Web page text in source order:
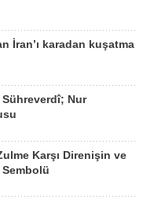
İran’ı karadan kuşatma
Nur
Karşı Direnişin ve
Sembolü